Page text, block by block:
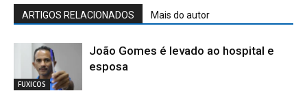
ARTIGOS RELACIONADOS Mais do autor
FUXICOS
João Gomes é levado ao hospital e
esposa